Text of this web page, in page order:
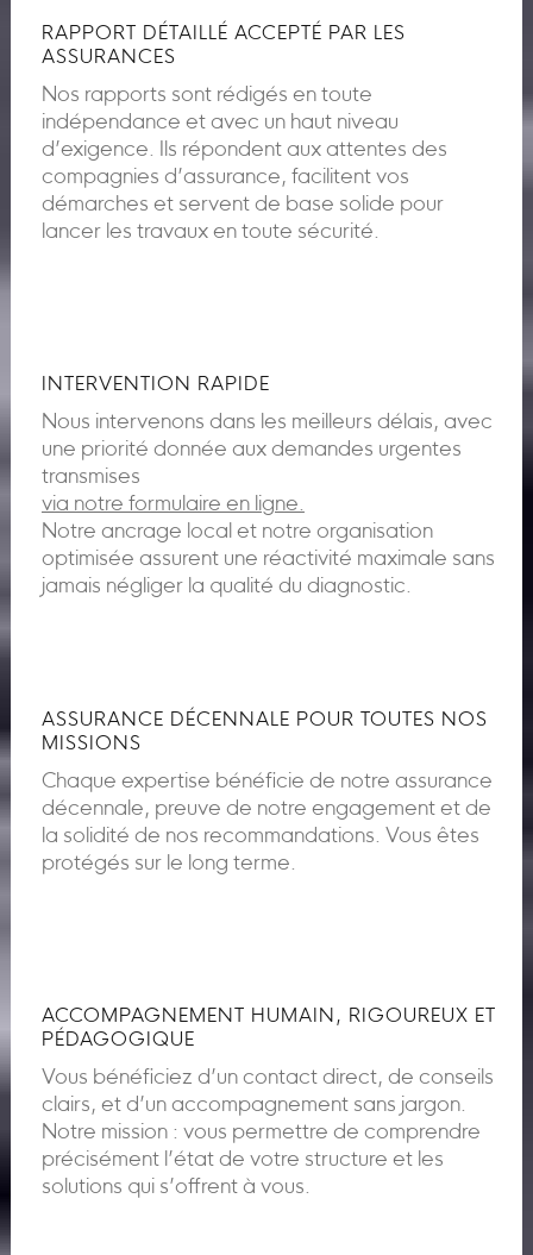
RAPPORT DÉTAILLÉ ACCEPTÉ PAR LES
ASSURANCES
Nos rapports sont rédigés en toute
indépendance et avec un haut niveau
d’exigence. Ils répondent aux attentes des
compagnies d’assurance, facilitent vos
démarches et servent de base solide pour
lancer les travaux en toute sécurité.
INTERVENTION RAPIDE
Nous intervenons dans les meilleurs délais, avec
une priorité donnée aux demandes urgentes
transmises
via notre formulaire en ligne.
Notre ancrage local et notre organisation
optimisée assurent une réactivité maximale sans
jamais négliger la qualité du diagnostic.
ASSURANCE DÉCENNALE POUR TOUTES NOS
MISSIONS
Chaque expertise bénéficie de notre assurance
décennale, preuve de notre engagement et de
la solidité de nos recommandations. Vous êtes
protégés sur le long terme.
ACCOMPAGNEMENT HUMAIN, RIGOUREUX ET
PÉDAGOGIQUE
Vous bénéficiez d’un contact direct, de conseils
clairs, et d’un accompagnement sans jargon.
Notre mission : vous permettre de comprendre
précisément l’état de votre structure et les
solutions qui s’offrent à vous.